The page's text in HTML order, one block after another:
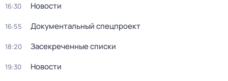
16:30 Новости
16:55 Документальный спецпроект
18:20 Зacекрeченные cписки
19:30 Новости